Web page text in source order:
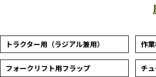
トラクター用（ラジアル兼用） 作
フォークリフト用フラップ チ